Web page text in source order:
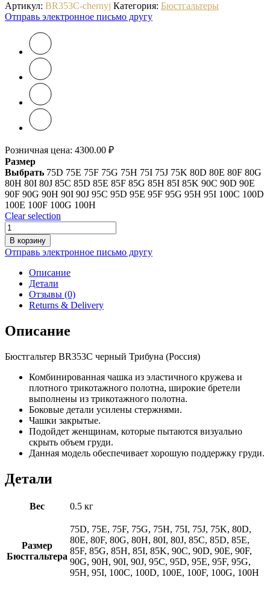
Артикул: BR353C-chernyj Категория: Бюстгальтеры
Отправь электронное письмо другу
Розничная цена: 4300.00 ₽
Размер
Выбрать 75D 75E 75F 75G 75H 75I 75J 75K 80D 80E 80F 80G
80H 80I 80J 85C 85D 85E 85F 85G 85H 85I 85K 90C 90D 90E
90F 90G 90H 90I 90J 95C 95D 95E 95F 95G 95H 95I 100C 100D
100E 100F 100G 100H
Clear selection
Количество
товара
Бюстгальтер
BR353C
черный
В корзину
Отправь электронное письмо другу
Описание
Детали
Отзывы (0)
Returns & Delivery
Описание
Бюстгальтер BR353C черный Трибуна (Россия)
Комбинированная чашка из эластичного кружева и
плотного трикотажного полотна, широкие бретели
выполнены из трикотажного полотна.
Боковые детали усилены стержнями.
Чашки закрытые.
Подойдет женщинам, которые пытаются визуально
скрыть объем груди.
Данная модель обеспечивает хорошую поддержку груди.
Детали
Вес 0.5 кг
Размер
Бюстгальтера
75D, 75E, 75F, 75G, 75H, 75I, 75J, 75K, 80D,
80E, 80F, 80G, 80H, 80I, 80J, 85C, 85D, 85E,
85F, 85G, 85H, 85I, 85K, 90C, 90D, 90E, 90F,
90G, 90H, 90I, 90J, 95C, 95D, 95E, 95F, 95G,
95H, 95I, 100C, 100D, 100E, 100F, 100G, 100H